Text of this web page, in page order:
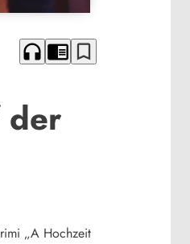
headphones chrome_reader_mode bookmark_border
der
„A Hochzeit